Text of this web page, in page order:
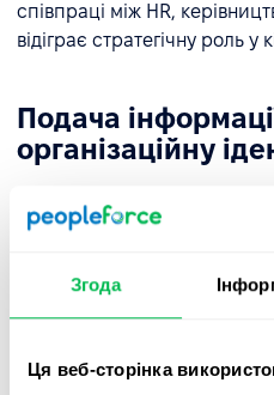
Згода
Ця веб-сторінка
співпраці між HR,
відіграє стратегічну роль
Подача
організаційну
конкурентоспроможну
усередині компанії, так і
стратегії брендингу
блогамита соціальними